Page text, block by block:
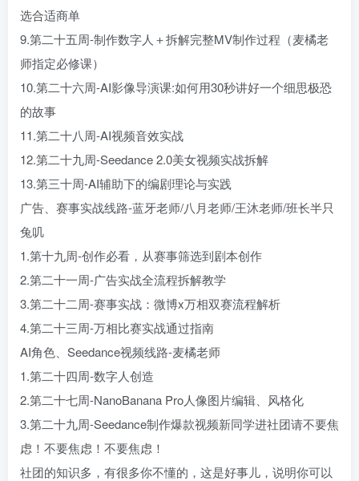
选合适商单
9.第二十五周-制作数字人＋拆解完整MV制作过程（麦橘老
师指定必修课）
10.第二十六周-AI影像导演课:如何用30秒讲好一个细思极恐
的故事
11.第二十八周-AI视频音效实战
12.第二十九周-Seedance 2.0美女视频实战拆解
13.第三十周-AI辅助下的编剧理论与实践
广告、赛事实战线路-蓝牙老师/八月老师/王沐老师/班长半只
兔叽
1.第十九周-创作必看，从赛事筛选到剧本创作
2.第二十一周-广告实战全流程拆解教学
3.第二十二周-赛事实战：微博x万相双赛流程解析
4.第二十三周-万相比赛实战通过指南
AI角色、Seedance视频线路-麦橘老师
1.第二十四周-数字人创造
2.第二十七周-NanoBanana Pro人像图片编辑、风格化
3.第二十九周-Seedance制作爆款视频新同学进社团请不要焦
虑！不要焦虑！不要焦虑！
社团的知识多，有很多你不懂的，这是好事儿，说明你可以